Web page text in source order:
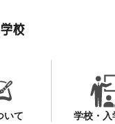
いて 学校・入